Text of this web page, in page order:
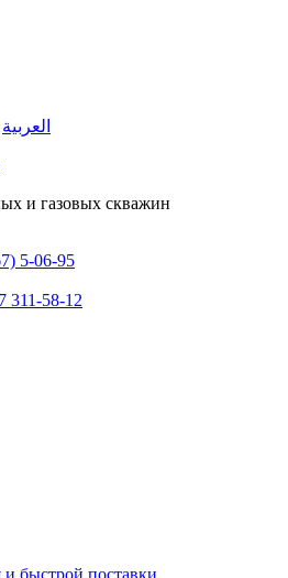
العربية
и газовых скважин
5-06-95
311-58-12
быстрой поставки